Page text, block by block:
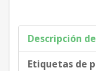
Descripción
Etiquetas de